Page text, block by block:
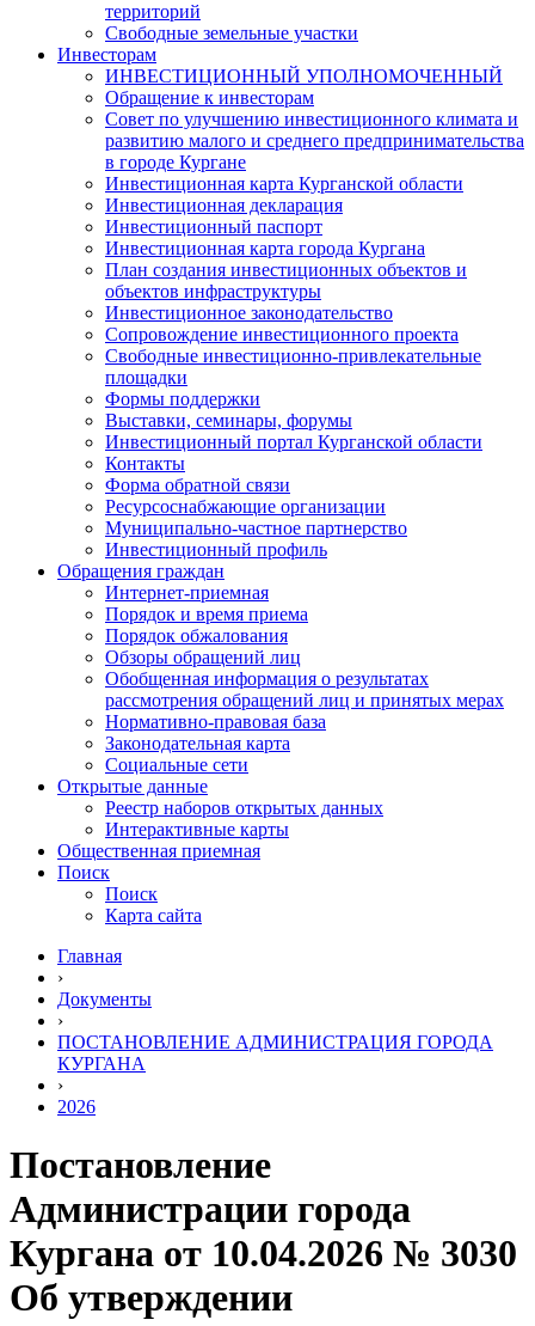
территорий
Свободные земельные участки
Инвесторам
ИНВЕСТИЦИОННЫЙ УПОЛНОМОЧЕННЫЙ
Обращение к инвесторам
Совет по улучшению инвестиционного климата и
развитию малого и среднего предпринимательства
в городе Кургане
Инвестиционная карта Курганской области
Инвестиционная декларация
Инвестиционный паспорт
Инвестиционная карта города Кургана
План создания инвестиционных объектов и
объектов инфраструктуры
Инвестиционное законодательство
Сопровождение инвестиционного проекта
Свободные инвестиционно-привлекательные
площадки
Формы поддержки
Выставки, семинары, форумы
Инвестиционный портал Курганской области
Контакты
Форма обратной связи
Ресурсоснабжающие организации
Муниципально-частное партнерство
Инвестиционный профиль
Обращения граждан
Интернет-приемная
Порядок и время приема
Порядок обжалования
Обзоры обращений лиц
Обобщенная информация о результатах
рассмотрения обращений лиц и принятых мерах
Нормативно-правовая база
Законодательная карта
Социальные сети
Открытые данные
Реестр наборов открытых данных
Интерактивные карты
Общественная приемная
Поиск
Поиск
Карта сайта
Главная
›
Документы
›
ПОСТАНОВЛЕНИЕ АДМИНИСТРАЦИЯ ГОРОДА
КУРГАНА
›
2026
Постановление
Администрации города
Кургана от 10.04.2026 № 3030
Об утверждении